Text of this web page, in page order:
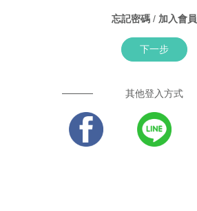
忘記密碼 / 加入會員
下一步
其他登入方式